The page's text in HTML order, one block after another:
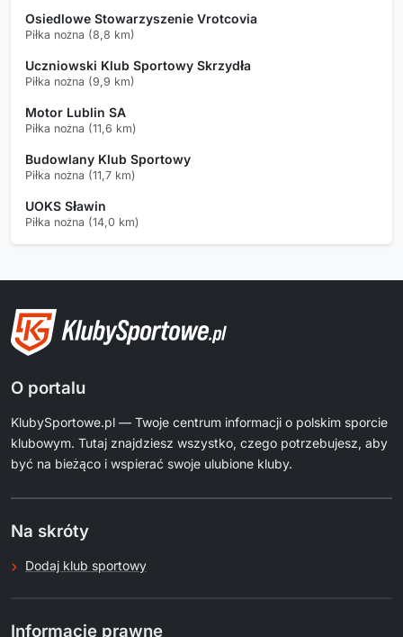
Osiedlowe Stowarzyszenie Vrotcovia
Piłka nożna (8,8 km)
Uczniowski Klub Sportowy Skrzydła
Piłka nożna (9,9 km)
Motor Lublin SA
Piłka nożna (11,6 km)
Budowlany Klub Sportowy
Piłka nożna (11,7 km)
UOKS Sławin
Piłka nożna (14,0 km)
O portalu
KlubySportowe.pl — Twoje centrum informacji o polskim sporcie
klubowym. Tutaj znajdziesz wszystko, czego potrzebujesz, aby
być na bieżąco i wspierać swoje ulubione kluby.
Na skróty
Dodaj klub sportowy
Informacje prawne